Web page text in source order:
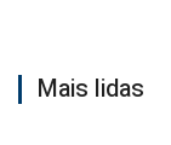
Mais lidas